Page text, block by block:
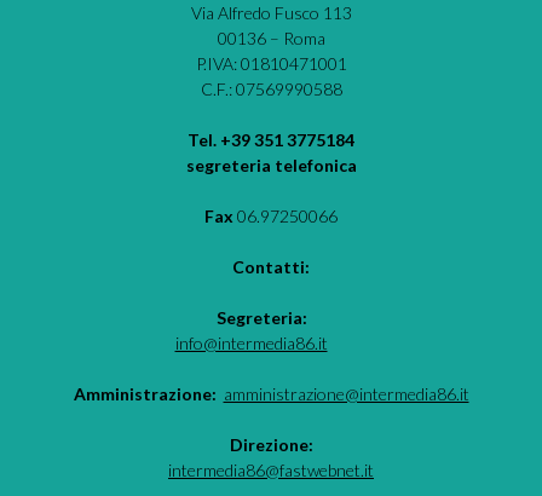
Via Alfredo Fusco 113
00136 – Roma
P.IVA: 01810471001
C.F.: 07569990588
Tel. +39 351 3775184
segreteria telefonica
Fax 06.97250066
Contatti:
Segreteria:
info@intermedia86.it
Amministrazione: amministrazione@intermedia86.it
Direzione:
intermedia86@fastwebnet.it